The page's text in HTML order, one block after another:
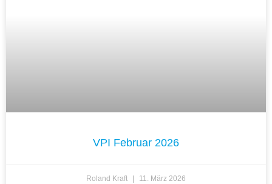
VPI Februar 2026
Roland Kraft 11. März 2026